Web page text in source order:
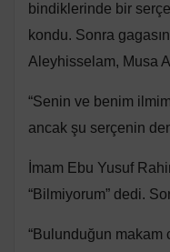
bindiklerinde bir
kondu. Sonra
Aleyhisselam, Musa
“Senin ve benim
ancak şu serçenin
İmam Ebu Yusuf
“Bilmiyorum” dedi.
“Bulunduğun